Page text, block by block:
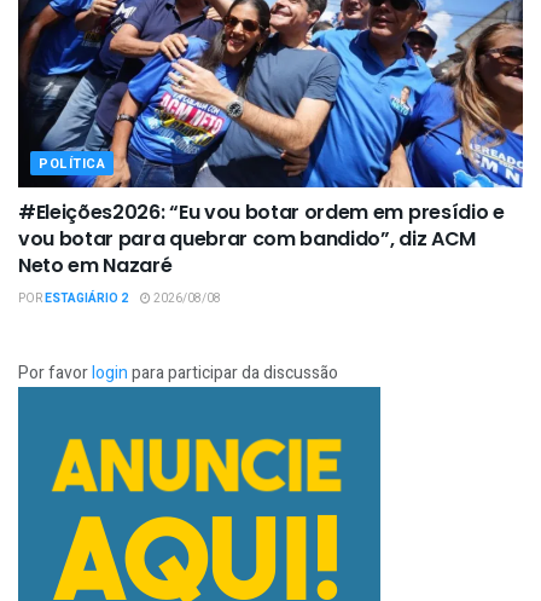
POLÍTICA
#Eleições2026: “Eu vou botar ordem em presídio e
vou botar para quebrar com bandido”, diz ACM
Neto em Nazaré
PORESTAGIÁRIO 2 2026/08/08
Por favorloginpara participar da discussão